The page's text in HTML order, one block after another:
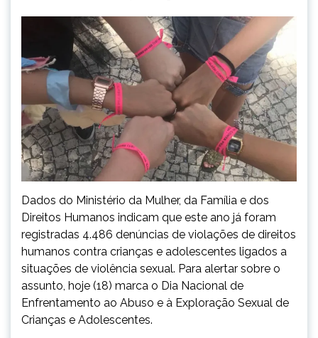
Dados do Ministério da Mulher, da Família e dos
Direitos Humanos indicam que este ano já foram
registradas 4.486 denúncias de violações de direitos
humanos contra crianças e adolescentes ligados a
situações de violência sexual. Para alertar sobre o
assunto, hoje (18) marca o Dia Nacional de
Enfrentamento ao Abuso e à Exploração Sexual de
Crianças e Adolescentes.